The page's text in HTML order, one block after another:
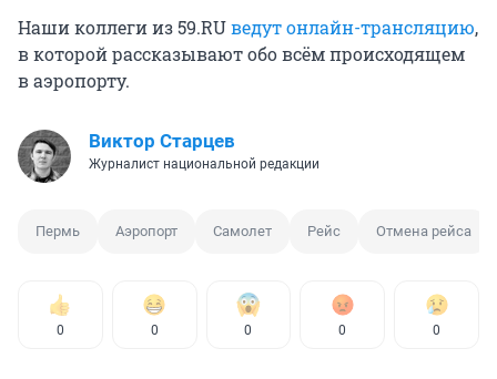
Наши коллеги из 59.RUведут онлайн-трансляцию,
в которой рассказывают обо всём происходящем
в аэропорту.
Виктор Старцев
Журналист национальной редакции
Пермь Аэропорт Самолет Рейс Отмена рейса
0 0 0 0 0